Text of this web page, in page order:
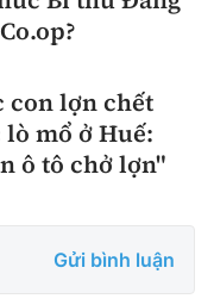
con lợn chết
mổ ở Huế:
ô tô chở lợn"
Gửi bình luận